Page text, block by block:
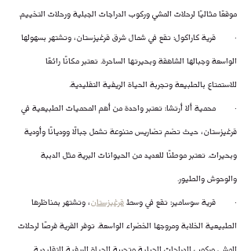
موقعًا مثاليًا لرحلات المشي وركوب الدراجات الجبلية ورحلات التخييم.
·        قرية كاراكول: تقع في شمال شرق قرغيزستان، وتشتهر بسهولها
الواسعة وجبالها الشاهقة وبحيرتها الساحرة. تعتبر مكانًا رائعًا
للاستمتاع بالطبيعة وتجربة الحياة الريفية التقليدية.
·        محمية ألا أرتشا: تعتبر واحدة من أهم المحميات الطبيعية في
قرغيزستان، حيث تضم تضاريس متنوعة تشمل جبالًا ووديانًا وأودية
وبحيرات. تعتبر موطنًا للعديد من الحيوانات البرية مثل الدببة
والوحوش والطيور.
·        قرية سوسامير: تقع في وسط قرغيزستان، وتشتهر بمناظرها
الطبيعية الخلابة ومروجها الخضراء الواسعة. توفر القرية فرصًا لرحلات